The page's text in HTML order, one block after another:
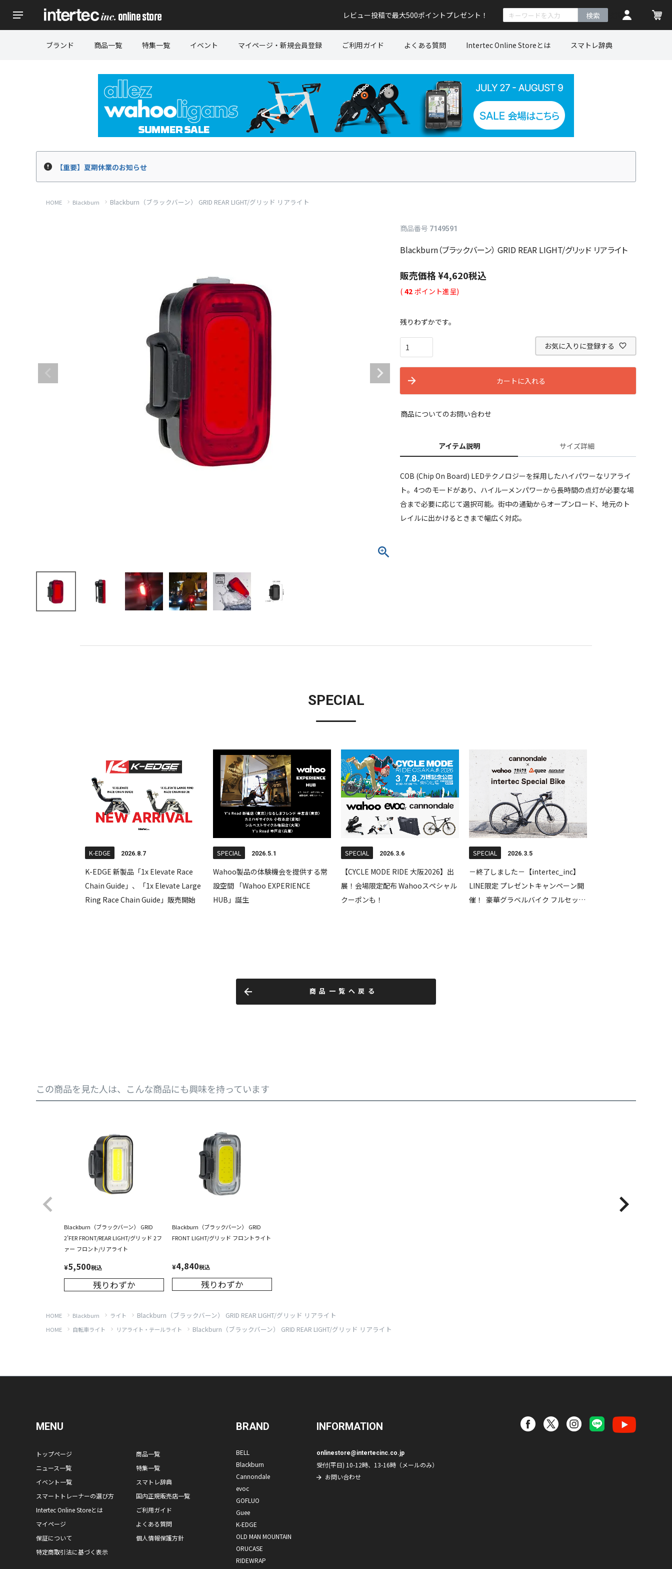
レビュー投稿で最大500ポイントプレゼント！
ブランド 商品一覧 特集一覧 イベント マイページ・新規会員登録 ご利用ガイド よくある質問 Intertec Online Storeとは スマトレ辞典
【重要】夏期休業のお知らせ
HOME Blackburn Blackburn（ブラックバーン） GRID REAR LIGHT/グリッド リアライト
商品番号 7149591
Blackburn（ブラックバーン） GRID REAR LIGHT/グリッド リアライト
販売価格¥4,620税込
( 42 ポイント進呈)
残りわずかです。
お気に入りに登録する
カートに入れる
商品についてのお問い合わせ
アイテム説明 サイズ詳細
COB (Chip On Board) LEDテクノロジーを採用したハイパワーなリアライ
ト。4つのモードがあり、ハイルーメンパワーから長時間の点灯が必要な場
合まで必要に応じて選択可能。街中の通勤からオープンロード、地元のト
レイルに出かけるときまで幅広く対応。
SPECIAL
商品一覧へ戻る
この商品を見た人は、こんな商品にも興味を持っています
Blackburn（ブラックバーン） GRID
2'FER FRONT/REAR LIGHT/グリッド 2フ
ァー フロント/リアライト
¥5,500税込
残りわずか
Blackburn（ブラックバーン） GRID
FRONT LIGHT/グリッド フロントライト
¥4,840税込
残りわずか
HOME Blackburn ライト Blackburn（ブラックバーン） GRID REAR LIGHT/グリッド リアライト
HOME 自転車ライト リアライト・テールライト Blackburn（ブラックバーン） GRID REAR LIGHT/グリッド リアライト
MENU
トップページ
商品一覧
ニュース一覧
特集一覧
イベント一覧
スマトレ辞典
スマートトレーナーの選び方
国内正規販売店一覧
Intertec Online Storeとは
ご利用ガイド
マイページ
よくある質問
保証について
個人情報保護方針
特定商取引法に基づく表示
BRAND
BELL
Blackburn
Cannondale
evoc
GOFLUO
Guee
K-EDGE
OLD MAN MOUNTAIN
ORUCASE
RIDEWRAP
INFORMATION
onlinestore@intertecinc.co.jp
受付(平日) 10-12時、13-16時（メールのみ）
お問い合わせ